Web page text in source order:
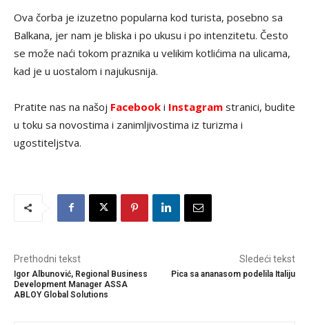
Ova čorba je izuzetno popularna kod turista, posebno sa
Balkana, jer nam je bliska i po ukusu i po intenzitetu. Često
se može naći tokom praznika u velikim kotlićima na ulicama,
kad je u uostalom i najukusnija.
Pratite nas na našoj Facebook i Instagram stranici, budite
u toku sa novostima i zanimljivostima iz turizma i
ugostiteljstva.
Prethodni tekst
Igor Albunović, Regional Business
Development Manager ASSA
ABLOY Global Solutions
Sledeći tekst
Pica sa ananasom podelila Italiju